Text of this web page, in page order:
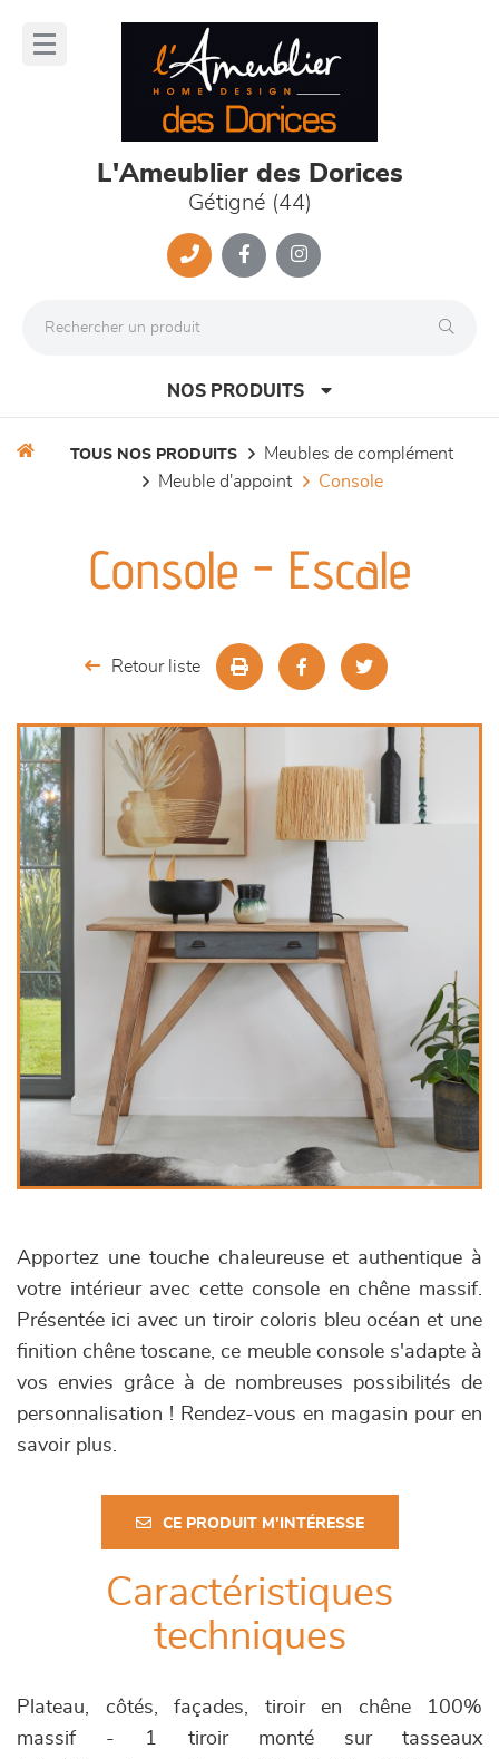
L'Ameublier des Dorices
Gétigné (44)
NOS PRODUITS
séjours
chambres et dressing
literie
outdoor
décoration
TOUS NOS PRODUITS
meubles de complément
meuble d'appoint
console
Console - Escale
Retour liste
Apportez une touche chaleureuse et authentique à
votre intérieur avec cette console en chêne massif.
Présentée ici avec un tiroir coloris bleu océan et une
finition chêne toscane, ce meuble console s'adapte à
vos envies grâce à de nombreuses possibilités de
personnalisation ! Rendez-vous en magasin pour en
savoir plus.
CE PRODUIT M'INTÉRESSE
Caractéristiques
techniques
Plateau, côtés, façades, tiroir en chêne 100%
massif - 1 tiroir monté sur tasseaux